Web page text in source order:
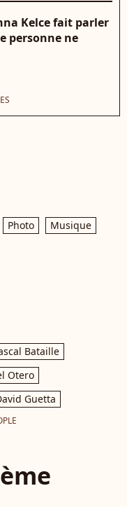
Kelce fait parler
personne ne
Photo
Musique
Bataille
Otero
Guetta